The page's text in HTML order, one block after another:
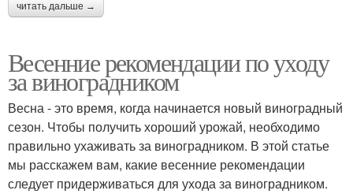
читать дальше →
Весенние рекомендации по уходу
за виноградником
Весна - это время, когда начинается новый виноградный
сезон. Чтобы получить хороший урожай, необходимо
правильно ухаживать за виноградником. В этой статье
мы расскажем вам, какие весенние рекомендации
следует придерживаться для ухода за виноградником.